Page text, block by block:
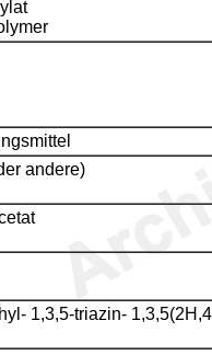
andere)
1,3,5-triazin-